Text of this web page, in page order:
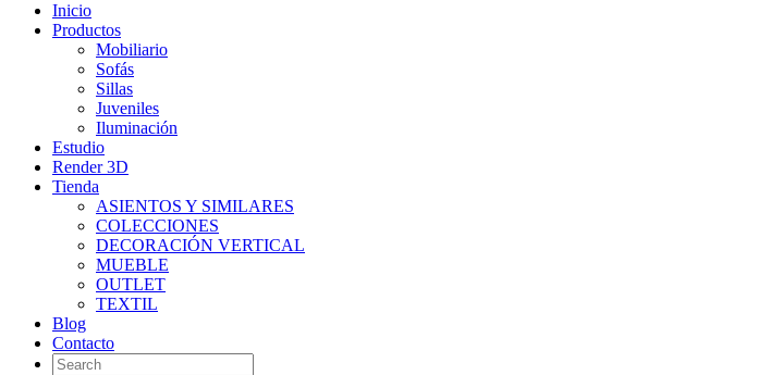
Inicio
Productos
Mobiliario
Sofás
Sillas
Juveniles
Iluminación
Estudio
Render 3D
Tienda
ASIENTOS Y SIMILARES
COLECCIONES
DECORACIÓN VERTICAL
MUEBLE
OUTLET
TEXTIL
Blog
Contacto